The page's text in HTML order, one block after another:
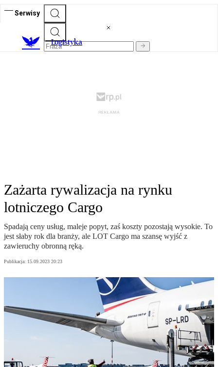
Serwisy
Logistyka
Zażarta rywalizacja na rynku
lotniczego Cargo
Spadają ceny usług, maleje popyt, zaś koszty pozostają wysokie. To
jest słaby rok dla branży, ale LOT Cargo ma szansę wyjść z
zawieruchy obronną ręką.
Publikacja: 15.09.2023 20:23